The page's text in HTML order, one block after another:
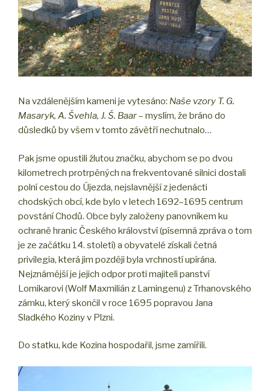
Na vzdálenějším kameni je vytesáno: Naše vzory T. G.
Masaryk, A. Švehla, J. Š. Baar– myslím, že bráno do
důsledků by všem v tomto závětří nechutnalo…
Pak jsme opustili žlutou značku, abychom se po dvou
kilometrech protrpěných na frekventované silnici dostali
polní cestou do Újezda, nejslavnější z jedenácti
chodských obcí, kde bylo v letech 1692–1695 centrum
povstání Chodů. Obce byly založeny panovníkem ku
ochraně hranic Českého království (písemná zpráva o tom
je ze začátku 14. století) a obyvatelé získali četná
privilegia, která jim později byla vrchností upírána.
Nejznámější je jejich odpor proti majiteli panství
Lomikarovi (Wolf Maxmilián z Lamingenu) z Trhanovského
zámku, který skončil v roce 1695 popravou Jana
Sladkého Koziny v Plzni.
Do statku, kde Kozina hospodařil, jsme zamířili.